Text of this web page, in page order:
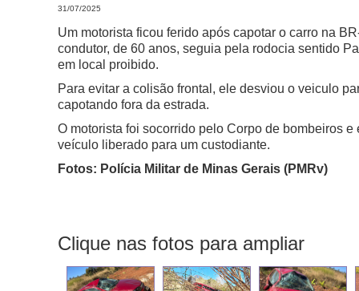
31/07/2025
Um motorista ficou ferido após capotar o carro na
condutor, de 60 anos, seguia pela rodocia sentido
em local proibido.
Para evitar a colisão frontal, ele desviou o veiculo
capotando fora da estrada.
O motorista foi socorrido pelo Corpo de bombeiros
veículo liberado para um custodiante.
Fotos: Polícia Militar de Minas Gerais (PMRv)
Clique nas fotos para ampliar